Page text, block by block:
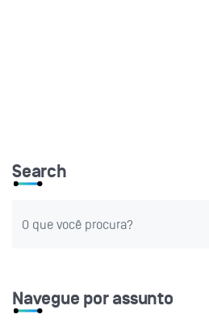
Search
Navegue por assunto